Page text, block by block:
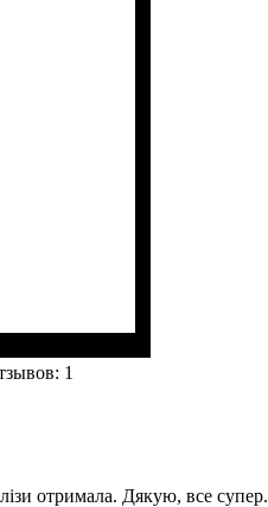
1
отримала. Дякую, все супер.